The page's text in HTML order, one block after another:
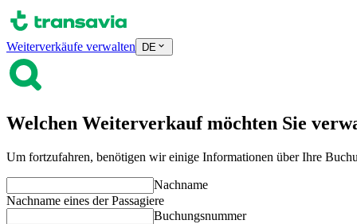
Weiterverkäufe verwalten DE
Welchen Weiterverkauf möchten Sie
Um fortzufahren, benötigen wir einige Informationen über Ihre
Nachname
Nachname eines der Passagiere
Buchungsnummer